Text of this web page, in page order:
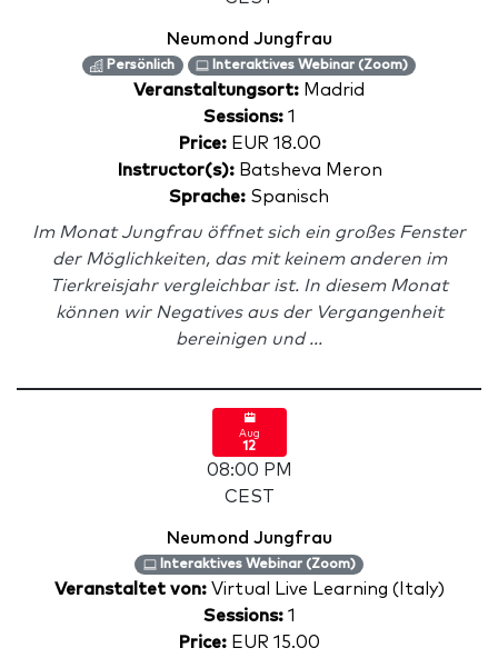
Neumond Jungfrau
Persönlich Interaktives Webinar (Zoom)
Veranstaltungsort: Madrid
Sessions:1
Price:EUR 18.00
Instructor(s):Batsheva Meron
Sprache: Spanisch
Im Monat Jungfrau öffnet sich ein großes Fenster
der Möglichkeiten, das mit keinem anderen im
Tierkreisjahr vergleichbar ist. In diesem Monat
können wir Negatives aus der Vergangenheit
bereinigen und ...
Aug
12
08:00 PM
CEST
Neumond Jungfrau
Interaktives Webinar (Zoom)
Veranstaltet von: Virtual Live Learning (Italy)
Sessions:1
Price: EUR 15.00